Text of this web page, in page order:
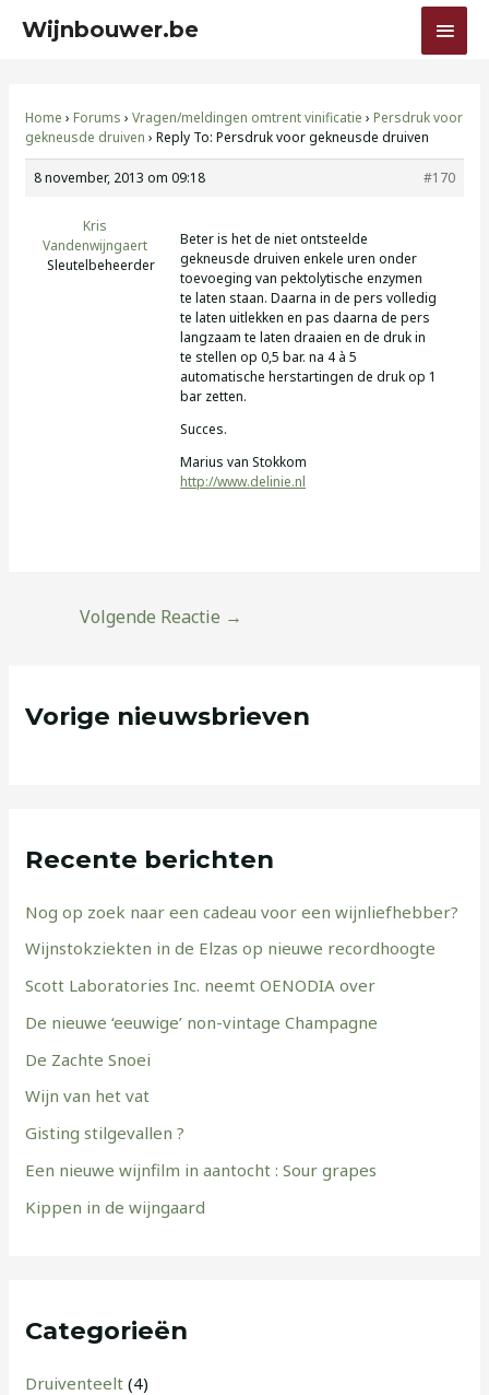
naarWijnbouwer.be
Home › Forums › Vragen/meldingen omtrent vinificatie › Persdruk voor
gekneusde druiven › Reply To: Persdruk voor gekneusde druiven
8 november, 2013 om 09:18 #170
Kris
Vandenwijngaert
Sleutelbeheerder
Beter is het de niet ontsteelde
gekneusde druiven enkele uren onder
toevoeging van pektolytische enzymen
te laten staan. Daarna in de pers volledig
te laten uitlekken en pas daarna de pers
langzaam te laten draaien en de druk in
te stellen op 0,5 bar. na 4 à 5
automatische herstartingen de druk op 1
bar zetten.
Succes.
Marius van Stokkom
http://www.delinie.nl
Volgende Reactie →
Vorige nieuwsbrieven
Recente berichten
Nog op zoek naar een cadeau voor een wijnliefhebber?
Wijnstokziekten in de Elzas op nieuwe recordhoogte
Scott Laboratories Inc. neemt OENODIA over
De nieuwe ‘eeuwige’ non-vintage Champagne
De Zachte Snoei
Wijn van het vat
Gisting stilgevallen ?
Een nieuwe wijnfilm in aantocht : Sour grapes
Kippen in de wijngaard
Categorieën
Druiventeelt (4)